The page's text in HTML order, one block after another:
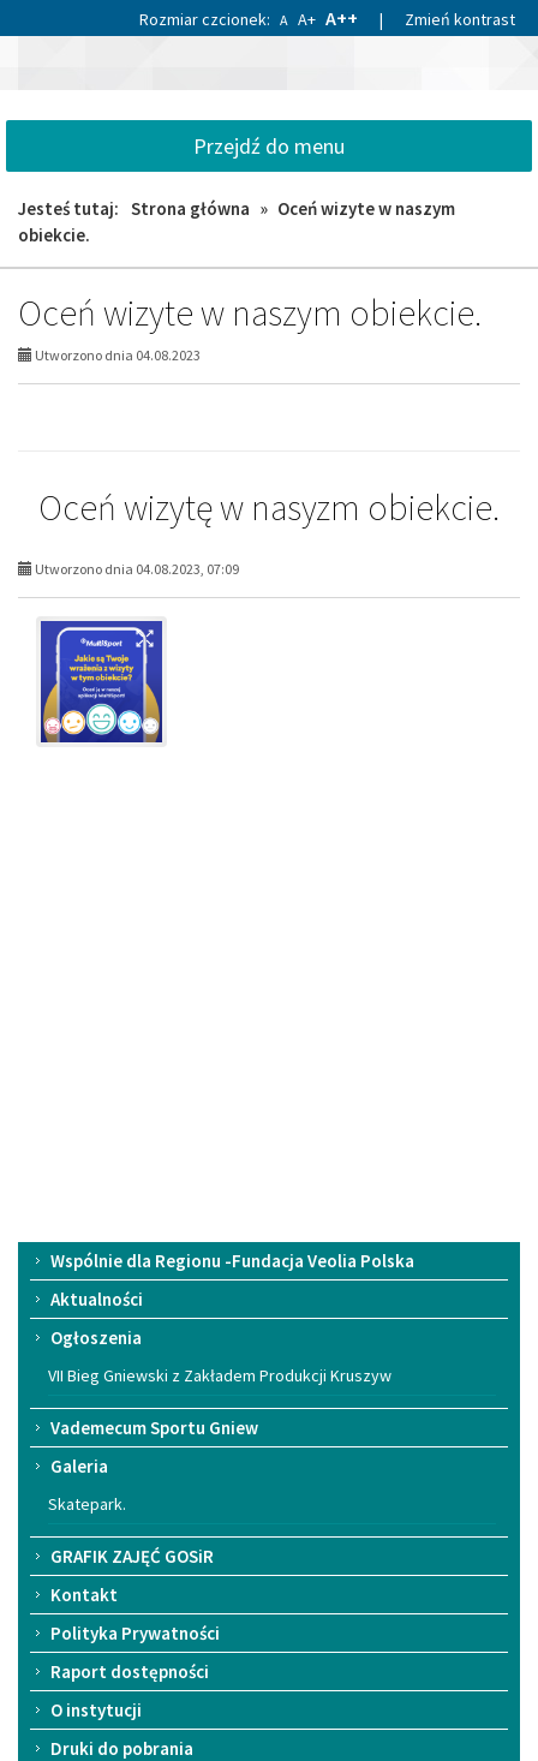
do
do
Rozmiar czcionek: A A+ A++ | Zmień kontrast
Gniewie
Przejdź do menu
Jesteś tutaj: Strona główna » Oceń wizyte w naszym
obiekcie.
Oceń wizyte w naszym obiekcie.
Utworzono dnia 04.08.2023
Oceń wizytę w nasyzm obiekcie.
Utworzono dnia 04.08.2023, 07:09
Menu
główne
Wspólnie dla Regionu -Fundacja Veolia Polska
Aktualności
Ogłoszenia
VII Bieg Gniewski z Zakładem Produkcji Kruszyw
Vademecum Sportu Gniew
Galeria
Skatepark.
GRAFIK ZAJĘĆ GOSiR
Kontakt
Polityka Prywatności
Raport dostępności
O instytucji
Druki do pobrania